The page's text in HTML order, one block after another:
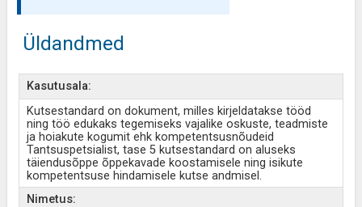
Üldandmed
Kasutusala:
Kutsestandard on dokument, milles kirjeldatakse tööd
ning töö edukaks tegemiseks vajalike oskuste, teadmiste
ja hoiakute kogumit ehk kompetentsusnõudeid
Tantsuspetsialist, tase 5 kutsestandard on aluseks
täiendusõppe õppekavade koostamisele ning isikute
kompetentsuse hindamisele kutse andmisel.
Nimetus: